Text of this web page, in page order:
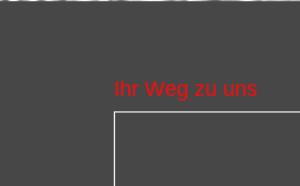
Ihr Weg zu uns